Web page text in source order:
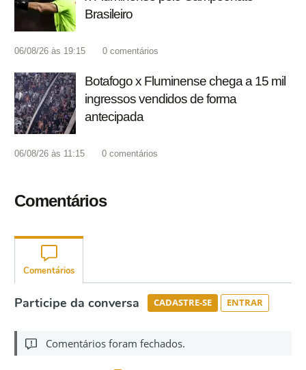
Brasileiro
06/08/26 às 19:15 0 comentários
Botafogo x Fluminense chega a 15 mil
ingressos vendidos de forma
antecipada
06/08/26 às 11:15 0 comentários
Comentários